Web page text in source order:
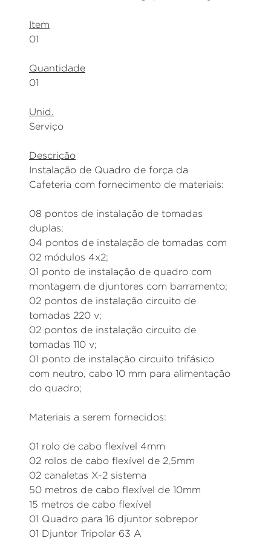
Item
01
Quantidade
01
Unid.
Serviço
Descrição
Instalação de Quadro de força da
Cafeteria com fornecimento de materiais:
08 pontos de instalação de tomadas
duplas;
04 pontos de instalação de tomadas com
02 módulos 4x2;
01 ponto de instalação de quadro com
montagem de djuntores com barramento;
02 pontos de instalação circuito de
tomadas 220 v;
02 pontos de instalação circuito de
tomadas 110 v;
01 ponto de instalação circuito trifásico
com neutro, cabo 10 mm para alimentação
do quadro;
Materiais a serem fornecidos:
01 rolo de cabo flexível 4mm
02 rolos de cabo flexível de 2,5mm
02 canaletas X-2 sistema
50 metros de cabo flexível de 10mm
15 metros de cabo flexível
01 Quadro para 16 djuntor sobrepor
01 Djuntor Tripolar 63 A